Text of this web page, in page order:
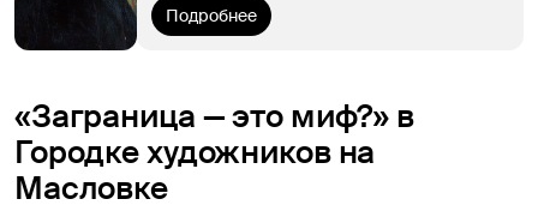
Подробнее
«Заграница — это миф?» в
Городке художников на
Масловке